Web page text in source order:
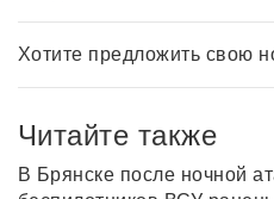
Хотите предложить свою
Читайте также
В Брянске после ночной